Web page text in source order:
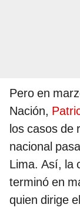
Pero en
Nación,
los casos de
nacional
Lima. Así, la
terminó en
quien dirige